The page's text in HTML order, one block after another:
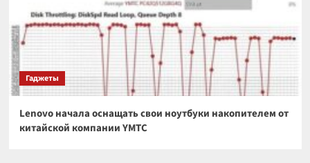
Гаджеты
Lenovo начала оснащать свои ноутбуки накопителем от
китайской компании YMTC